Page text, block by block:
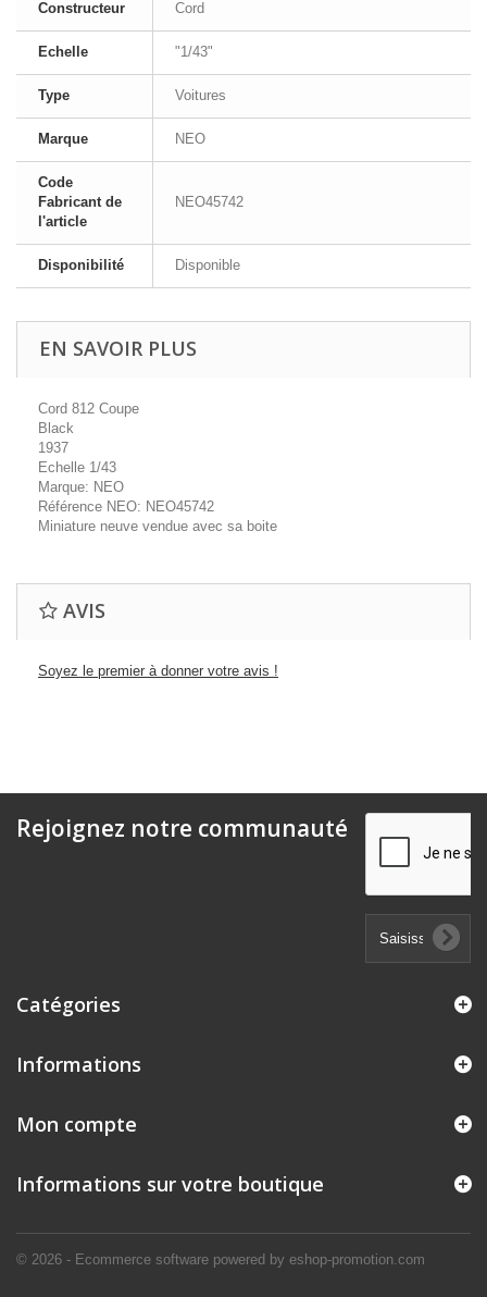
Constructeur Cord
Echelle "1/43"
Type Voitures
Marque NEO
Code
Fabricant de
l'article
NEO45742
Disponibilité Disponible
EN SAVOIR PLUS
Cord 812 Coupe
Black
1937
Echelle 1/43
Marque: NEO
Référence NEO: NEO45742
Miniature neuve vendue avec sa boite
AVIS
Soyez le premier à donner votre avis !
Rejoignez notre communauté
Catégories
Informations
© 2026 - Ecommerce software powered by eshop-promotion.com
Mon compte
Informations sur votre boutique